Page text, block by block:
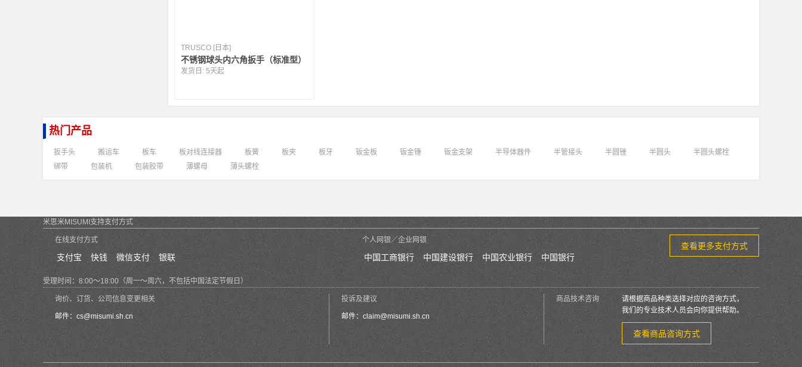
TRUSCO [日本]
不锈钢球头内六角扳手（标准型）
发货日:5天起
热门产品
扳手头 搬运车 板车 板对线连接器 板簧 板夹 板牙 钣金板 钣金锤 钣金支架 半导体器件 半管接头 半圆锉 半圆头
半圆头螺栓
绑带
包装机 包装胶带 薄螺母 薄头螺栓
米思米MISUMI支持支付方式
在线支付方式
支付宝 快钱 微信支付 银联
个人网银／企业网银
中国工商银行 中国建设银行 中国农业银行 中国银行
查看更多支付方式
受理时间：8:00～18:00（周一～周六，不包括中国法定节假日）
询价、订货、公司信息变更相关
邮件： cs@misumi.sh.cn
投诉及建议
邮件： claim@misumi.sh.cn
商品技术咨询
请根据商品种类选择对应的咨询方式，
我们的专业技术人员会向你提供帮助。
查看商品咨询方式